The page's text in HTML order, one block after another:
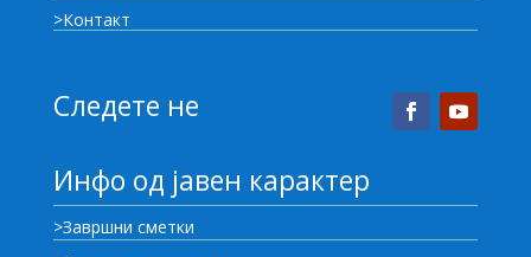
>Контакт
Следете не
Инфо од јавен карактер
>Завршни сметки